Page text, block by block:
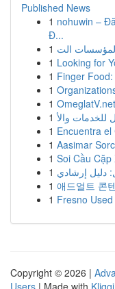
Published News
1 nohuwin –
Đ...
1
1 Looking for
1 Finger
1
1
1
1 Encuentra
1 Aasimar
1 Soi Cầu Cặp
1 دليل إرشادي
1 애드얼트 콘
1 Fresno
Copyright © 2026 |
Users | Made with